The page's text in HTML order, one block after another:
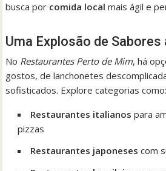
busca por comida local mais ágil e
Uma Explosão de Sabores
No Restaurantes Perto de Mim, há
gostos, de lanchonetes
sofisticados. Explore categorias como:
Restaurantes italianos para
pizzas
Restaurantes japoneses com